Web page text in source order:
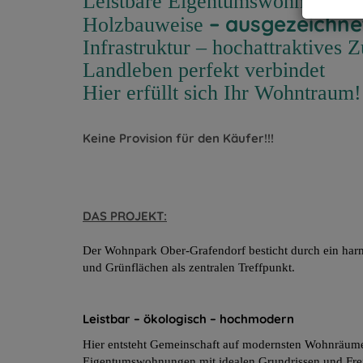
Holzbauweise –
Infrastruktur – hochattraktives
Landleben perfekt verbindet
Hier erfüllt sich Ihr Wohntraum!
Keine Provision für den Käufer!!!
DAS PROJEKT:
Der Wohnpark Ober-Grafendorf besticht durch ein
und Grünflächen als zentralen Treffpunkt.
Leistbar – ökologisch – hochmodern
Hier entsteht Gemeinschaft auf modernsten